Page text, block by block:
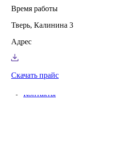
Резиновые покрытия для
Установка МАФ
Доставка и оплата в Твери
Контакты
Время работы
Тверь, Калинина 3
Адрес
Скачать прайс